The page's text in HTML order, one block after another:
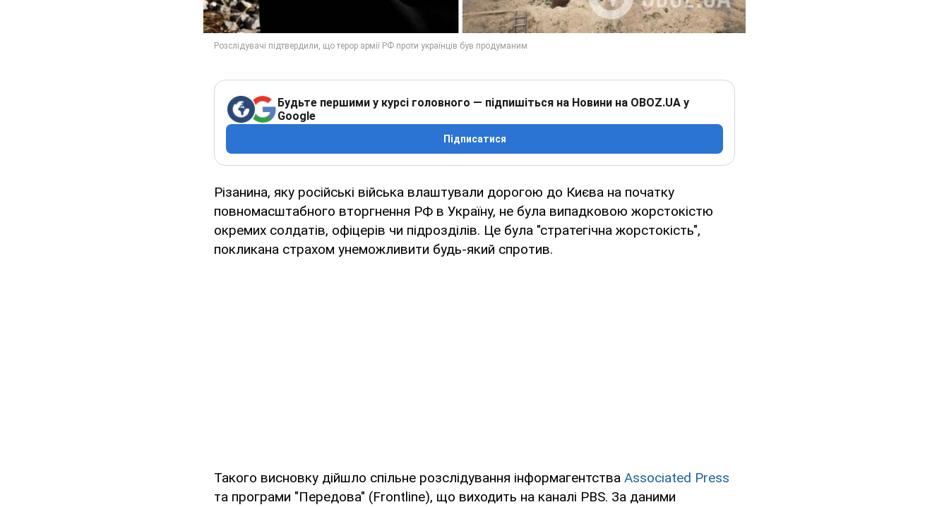
Будьте першими у курсі головного — підпишіться на Новини на OBOZ.UA у
Google
Підписатися
Різанина, яку російські війська влаштували дорогою до Києва на початку
повномасштабного вторгнення РФ в Україну, не була випадковою жорстокістю
окремих солдатів, офіцерів чи підрозділів. Це була "стратегічна жорстокість",
покликана страхом унеможливити будь-який спротив.
Такого висновку дійшло спільне розслідування інформагентства Associated Press
та програми "Передова" (Frontline), що виходить на каналі PBS. За даними